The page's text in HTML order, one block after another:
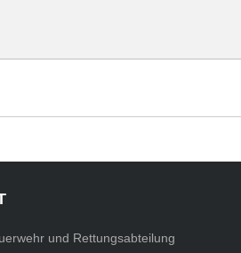
und Rettungsabteilung